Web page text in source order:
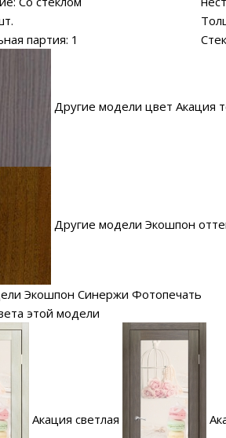
партия: 1
Другие модели цвет Акация
Другие модели Экошпон
Экошпон Синержи Фотопечать
этой модели
Акация светлая